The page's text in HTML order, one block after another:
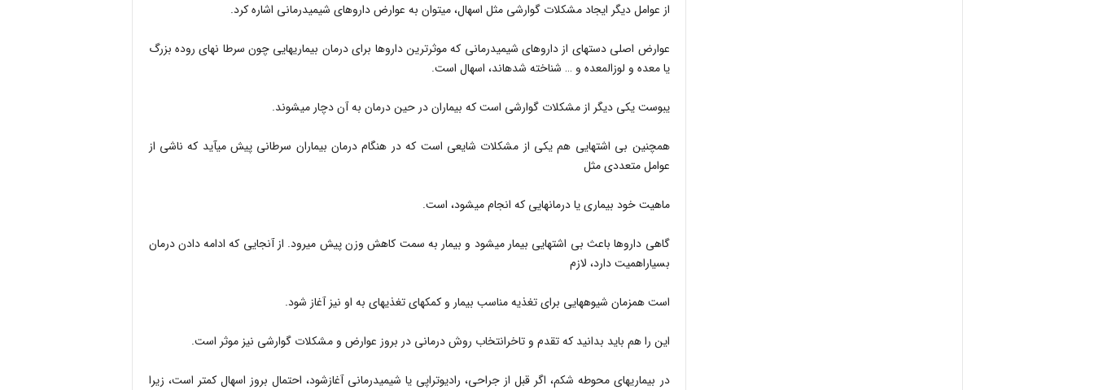
از عوامل دیگر ایجاد مشکلات گوارشی مثل اسهال، می‎توان به عوارض داروهای شیمی‎درمانی اشاره کرد.
عوارض اصلی دسته‎ای از داروهای شیمی‎درمانی که موثرترین داروها برای درمان بیماری‎هایی چون سرطا ن‎های روده بزرگ
یا معده و لوزالمعده و … شناخته شده‎اند، اسهال است.
یبوست یکی دیگر از مشکلات گوارشی است که بیماران در حین درمان به آن دچار میشوند.
همچنین بی اشتهایی هم یکی از مشکلات شایعی است که در هنگام درمان بیماران سرطانی پیش می‎آید که ناشی از
عوامل متعددی مثل
ماهیت خود بیماری یا درمان‎هایی که انجام می‎شود، است.
گاهی داروها باعث بی اشتهایی بیمار می‎شود و بیمار به سمت کاهش وزن پیش می‎رود. از آنجایی که ادامه دادن درمان
بسیاراهمیت دارد، لازم
است هم‎زمان شیوه‎هایی برای تغذیه مناسب بیمار و کمک‎های تغذیه‎ای به او نیز آغاز شود.
این را هم باید بدانید که تقدم و تاخرانتخاب روش درمانی در بروز عوارض و مشکلات گوارشی نیز موثر است.
در بیماری‎های محوطه شکم، اگر قبل از جراحی، رادیوتراپی یا شیمی‎درمانی آغازشود، احتمال بروز اسهال کمتر است، زیرا